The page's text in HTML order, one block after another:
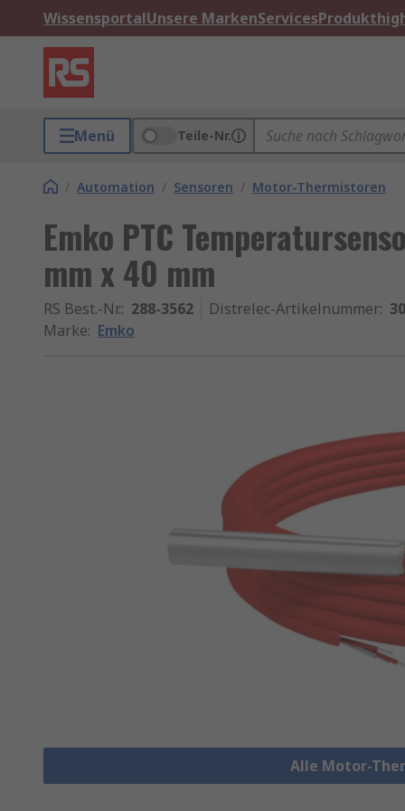
WissensportalUnsere MarkenServices
Menü Teile-Nr.
/ Automation / Sensoren / Motor-Thermistoren
Emko PTC
mm x 40 mm
RS Best.-Nr.: 288-3562 Distrelec-Artikelnummer:
Marke: Emko
Alle Motor-